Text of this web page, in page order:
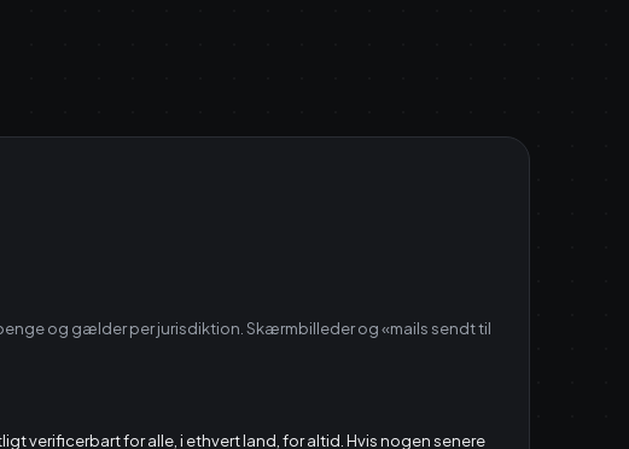
og gælder per jurisdiktion. Skærmbilleder og «mails sendt til
verificerbart for alle, i ethvert land, for altid. Hvis nogen senere